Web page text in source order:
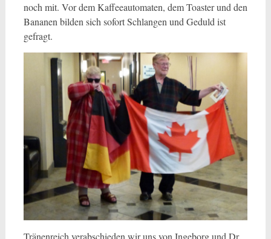
noch mit. Vor dem Kaffeeautomaten, dem Toaster und den
Bananen bilden sich sofort Schlangen und Geduld ist
gefragt.
Tränenreich verabschieden wir uns von Ingeborg und Dr.